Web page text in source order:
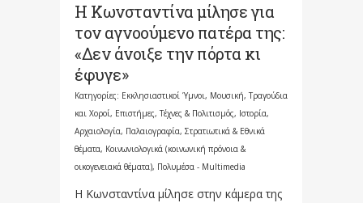
Η Κωνσταντίνα μίλησε για
τον αγνοούμενο πατέρα της:
«Δεν άνοιξε την πόρτα κι
έφυγε»
Κατηγορίες: Εκκλησιαστικοί Ύμνοι, Μουσική, Τραγούδια
και Χοροί, Επιστήμες, Τέχνες & Πολιτισμός, Ιστορία,
Αρχαιολογία, Παλαιογραφία, Στρατιωτικά & Εθνικά
θέματα, Κοινωνιολογικά (κοινωνική πρόνοια &
οικογενειακά θέματα), Πολυμέσα - Multimedia
Η Κωνσταντίνα μίλησε στην κάμερα της